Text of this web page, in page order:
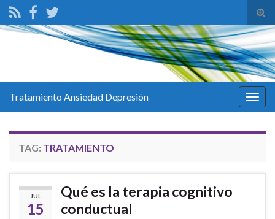
Tratamiento Ansiedad Depresión
TAG: TRATAMIENTO
JUL
15
Qué es la terapia cognitivo
conductual